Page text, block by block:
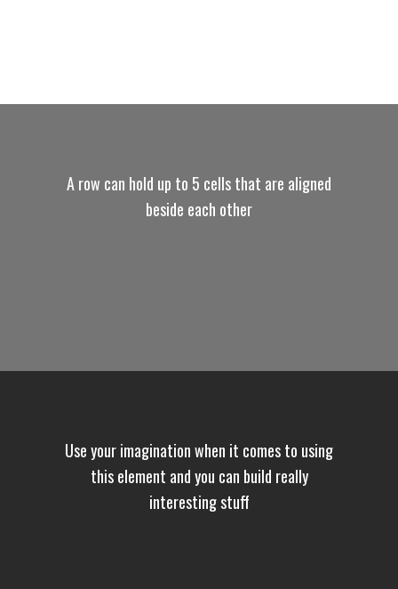
A row can hold up to 5 cells that are aligned
beside each other
Use your imagination when it comes to using
this element and you can build really
interesting stuff